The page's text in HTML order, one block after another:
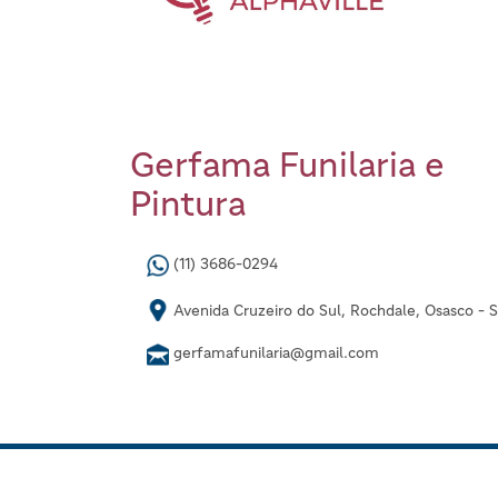
Gerfama Funilaria e
Pintura
(11) 3686-0294
Avenida Cruzeiro do Sul, Rochdale, Osasco -
gerfamafunilaria@gmail.com